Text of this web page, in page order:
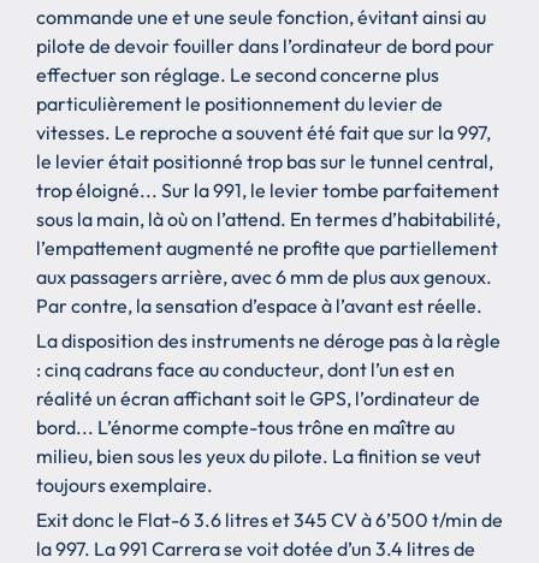
commande une et une seule fonction, évitant ainsi au
pilote de devoir fouiller dans l’ordinateur de bord pour
effectuer son réglage. Le second concerne plus
particulièrement le positionnement du levier de
vitesses. Le reproche a souvent été fait que sur la 997,
le levier était positionné trop bas sur le tunnel central,
trop éloigné... Sur la 991, le levier tombe parfaitement
sous la main, là où on l’attend. En termes d’habitabilité,
l’empattement augmenté ne profite que partiellement
aux passagers arrière, avec 6 mm de plus aux genoux.
Par contre, la sensation d’espace à l’avant est réelle.
La disposition des instruments ne déroge pas à la règle
: cinq cadrans face au conducteur, dont l’un est en
réalité un écran affichant soit le GPS, l’ordinateur de
bord... L’énorme compte-tous trône en maître au
milieu, bien sous les yeux du pilote. La finition se veut
toujours exemplaire.
Exit donc le Flat-6 3.6 litres et 345 CV à 6’500 t/min de
la 997. La 991 Carrera se voit dotée d’un 3.4 litres de